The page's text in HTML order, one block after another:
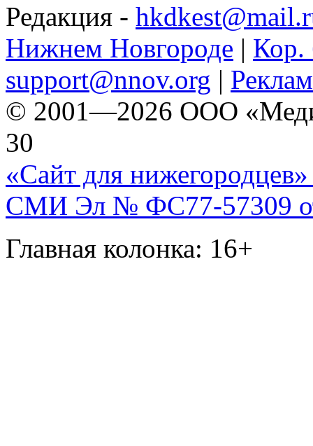
Редакция -
Нижнем Новгороде | Кор.
support@nnov.org |
© 2001—2026 ООО
30
«Сайт для нижегородцев»
СМИ Эл № ФС77-57309
Главная колонка: 16+